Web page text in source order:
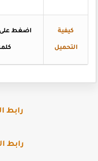
كيفية
التحميل
اضغط على
كلمة Download ليبدأ التحميل .
رابط
رابط